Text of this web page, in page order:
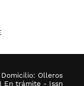
Olleros
En trámite - Issn